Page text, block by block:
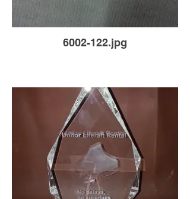
6002-122.jpg